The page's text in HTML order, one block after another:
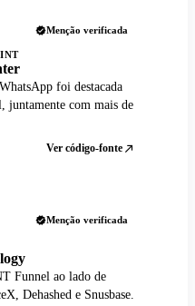
Menção verificada
foi destacada
juntamente com mais de
Ver código-fonte
Menção verificada
Funnel ao lado de
Dehashed e Snusbase.